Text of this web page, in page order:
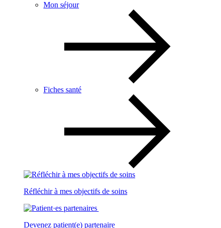
Mon séjour
Fiches santé
Réfléchir à mes objectifs de soins
Devenez patient(e) partenaire